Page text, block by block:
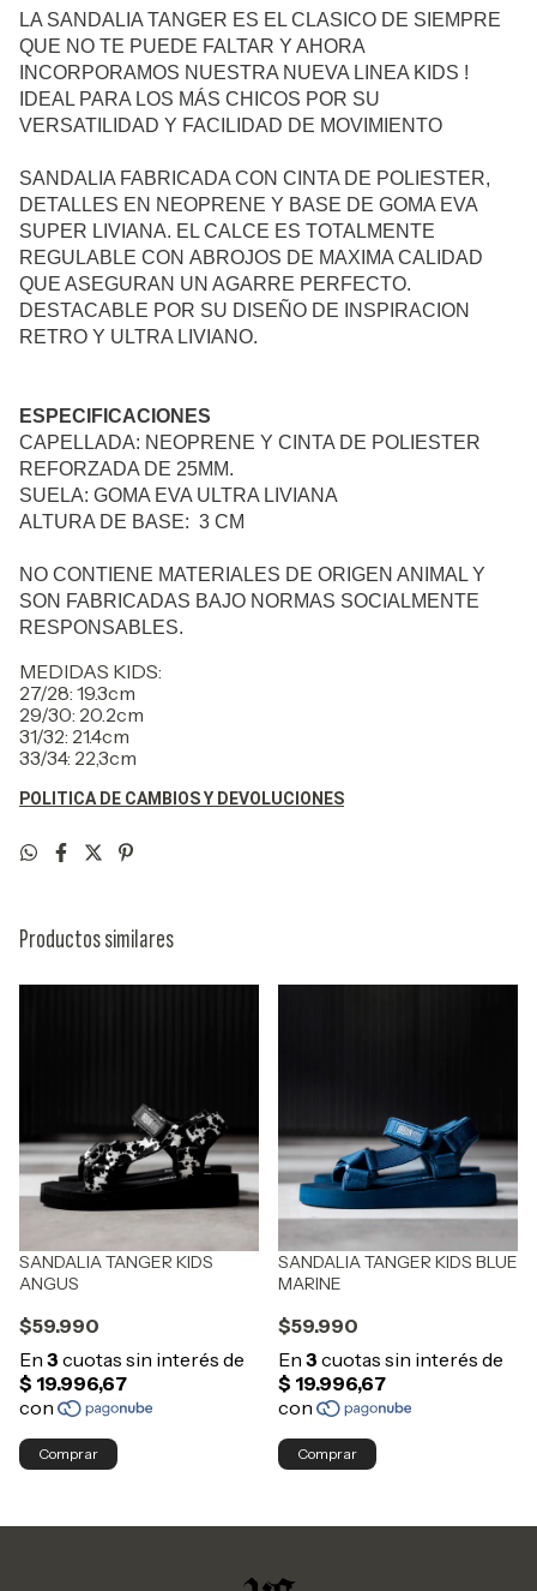
LA SANDALIA TANGER ES EL CLASICO DE SIEMPRE
QUE NO TE PUEDE FALTAR Y AHORA
INCORPORAMOS NUESTRA NUEVA LINEA KIDS !
IDEAL PARA LOS MÁS CHICOS POR SU
VERSATILIDAD Y FACILIDAD DE MOVIMIENTO
SANDALIA FABRICADA CON CINTA DE POLIESTER,
DETALLES EN NEOPRENE Y BASE DE GOMA EVA
SUPER LIVIANA. EL CALCE ES TOTALMENTE
REGULABLE CON ABROJOS DE MAXIMA CALIDAD
QUE ASEGURAN UN AGARRE PERFECTO.
DESTACABLE POR SU DISEÑO DE INSPIRACION
RETRO Y ULTRA LIVIANO.
ESPECIFICACIONES
CAPELLADA: NEOPRENE Y CINTA DE POLIESTER
REFORZADA DE 25MM.
SUELA: GOMA EVA ULTRA LIVIANA
ALTURA DE BASE: 3 CM
NO CONTIENE MATERIALES DE ORIGEN ANIMAL Y
SON FABRICADAS BAJO NORMAS SOCIALMENTE
RESPONSABLES.
MEDIDAS KIDS:
27/28: 19.3cm
29/30: 20.2cm
31/32: 21.4cm
33/34: 22,3cm
POLITICA DE CAMBIOS Y DEVOLUCIONES
Productos similares
SANDALIA TANGER KIDS
ANGUS
$59.990
Comprar
SANDALIA TANGER KIDS BLUE
MARINE
$59.990
Comprar